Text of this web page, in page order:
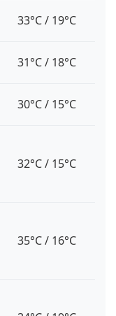
33°C / 19°C
31°C / 18°C
30°C / 15°C
32°C / 15°C
35°C / 16°C